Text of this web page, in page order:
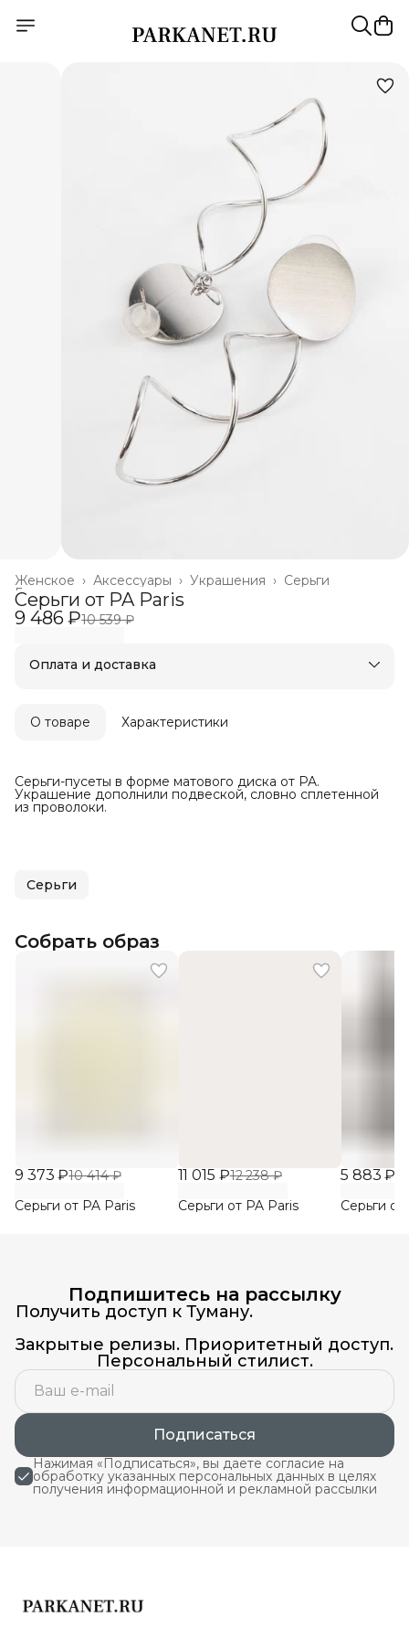
Серьги
Украшения ›
Аксессуары ›
Женское ›
Главная
Серьги от PA Paris
9 486 ₽10 539 ₽
Оплата и доставка
Оплата после примерки
О товаре Характеристики
Серьги-пусеты в форме матового диска от PA.
Украшение дополнили подвеской, словно сплетенной
из проволоки.
Серьги
Собрать образ
9 373 ₽10 414 ₽
Серьги от PA Paris
11 015 ₽12 238 ₽
Серьги от PA Paris
5 883 ₽
Серьги от
Подпишитесь на рассылку
Получить доступ к Туману.
Закрытые релизы. Приоритетный доступ.
Персональный стилист.
Подписаться
Нажимая «Подписаться», вы даете согласие на
обработку указанных персональных данных в целях
получения информационной и рекламной рассылки